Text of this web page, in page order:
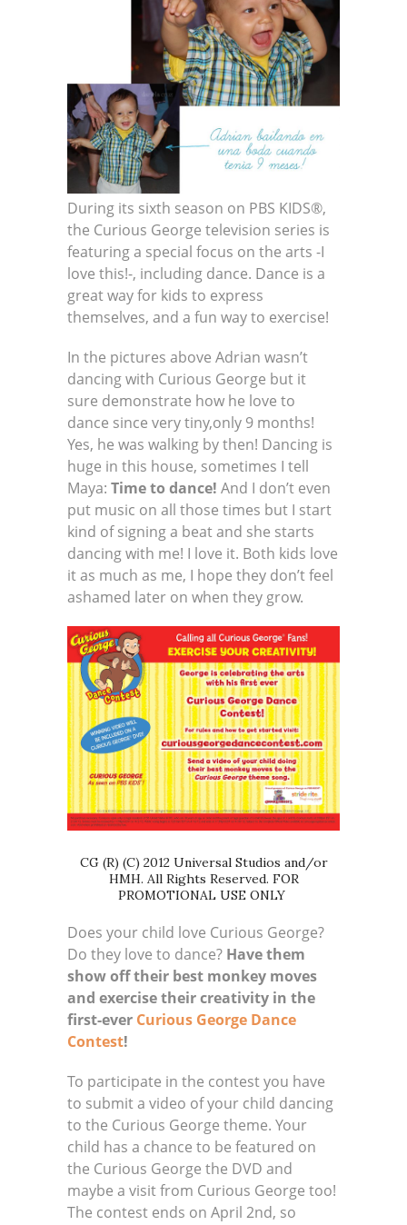
During its sixth season on PBS KIDS®,
the Curious George television series is
featuring a special focus on the arts -I
love this!-, including dance. Dance is a
great way for kids to express
themselves, and a fun way to exercise!
In the pictures above Adrian wasn’t
dancing with Curious George but it
sure demonstrate how he love to
dance since very tiny,only 9 months!
Yes, he was walking by then! Dancing is
huge in this house, sometimes I tell
Maya: Time to dance! And I don’t even
put music on all those times but I start
kind of signing a beat and she starts
dancing with me! I love it. Both kids love
it as much as me, I hope they don’t feel
ashamed later on when they grow.
CG (R) (C) 2012 Universal Studios and/or
HMH. All Rights Reserved. FOR
PROMOTIONAL USE ONLY
Does your child love Curious George?
Do they love to dance? Have them
show off their best monkey moves
and exercise their creativity in the
first-ever Curious George Dance
Contest!
To participate in the contest you have
to submit a video of your child dancing
to the Curious George theme. Your
child has a chance to be featured on
the Curious George the DVD and
maybe a visit from Curious George too!
The contest ends on April 2nd, so